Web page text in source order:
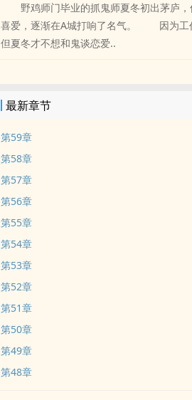
野鸡师门毕业的抓鬼师夏冬初出茅庐，
喜爱，逐渐在A城打响了名气。 因为工
但夏冬才不想和鬼谈恋爱..
最新章节
第59章
第58章
第57章
第56章
第55章
第54章
第53章
第52章
第51章
第50章
第49章
第48章